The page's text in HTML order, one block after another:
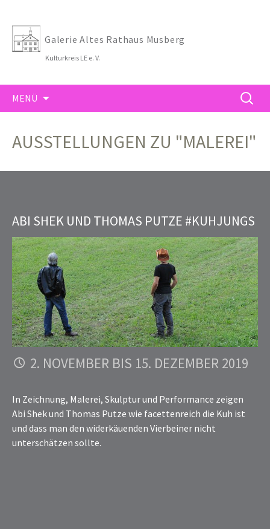
Galerie Altes Rathaus Musberg
Kulturkreis LE e. V.
MENÜ
SUCHE
NACH:
AUSSTELLUNGEN ZU "MALEREI"
ABI SHEK UND THOMAS PUTZE #KUHJUNGS
2. NOVEMBER BIS 15. DEZEMBER 2019
In Zeichnung, Malerei, Skulptur und Performance zeigen
Abi Shek und Thomas Putze wie facettenreich die Kuh ist
und dass man den widerkäuenden Vierbeiner nicht
unterschätzen sollte.